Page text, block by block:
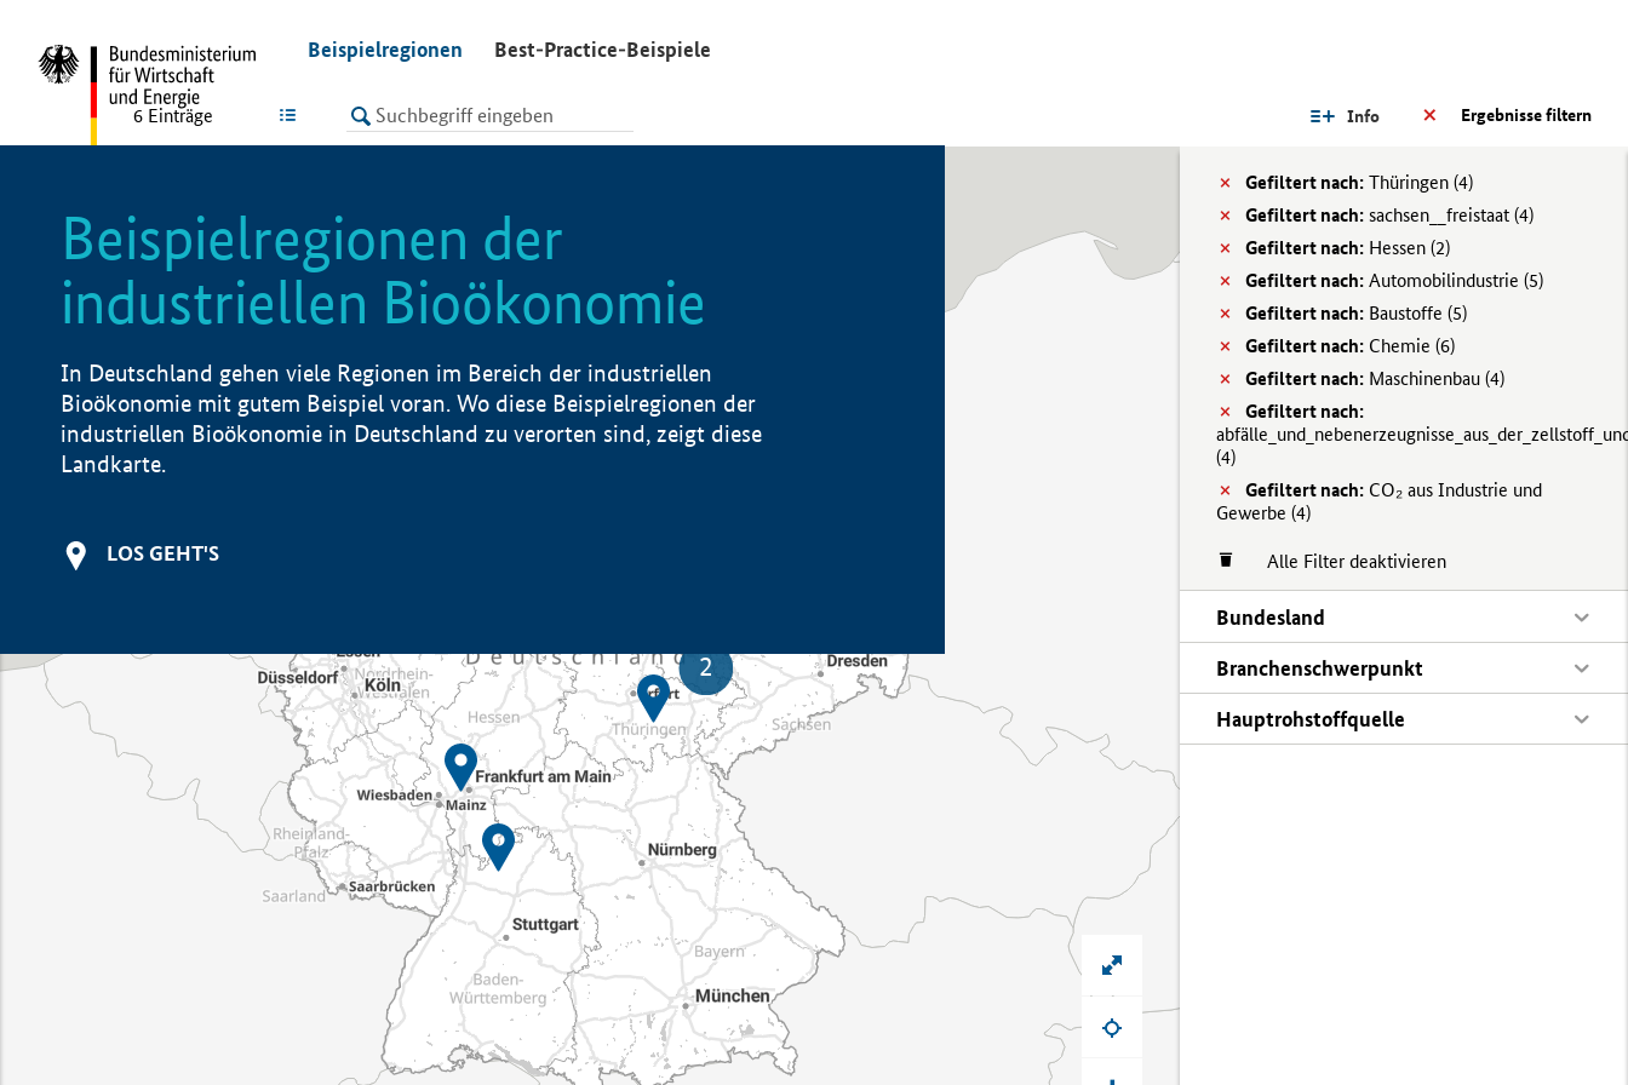
Beispielregionen Best-Practice-Beispiele
LISTE Ergebnisse filtern
Info
Gefiltert nach: Thüringen (4)
Gefiltert nach: sachsen__freistaat (4)
Gefiltert nach: Hessen (2)
Gefiltert nach: Automobilindustrie (5)
Gefiltert nach: Baustoffe (5)
Gefiltert nach: Chemie (6)
Gefiltert nach: Maschinenbau (4)
Gefiltert nach:
(4)
Gefiltert nach: CO₂ aus Industrie und
Gewerbe (4)
Alle Filter deaktivieren
Bundesland
Branchenschwerpunkt
Hauptrohstoffquelle
6 Einträge
Beispielregionen der
industriellen Bioökonomie
In Deutschland gehen viele Regionen im Bereich der industriellen
Bioökonomie mit gutem Beispiel voran. Wo diese Beispielregionen der
industriellen Bioökonomie in Deutschland zu verorten sind, zeigt diese
Landkarte.
LOS GEHT'S